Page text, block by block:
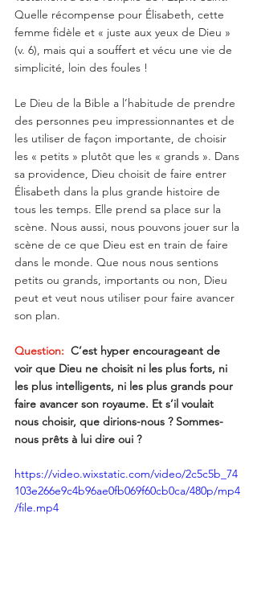
Quelle récompense pour Élisabeth, cette
femme fidèle et « juste aux yeux de Dieu »
(v. 6), mais qui a souffert et vécu une vie de
simplicité, loin des foules !
Le Dieu de la Bible a l’habitude de prendre
des personnes peu impressionnantes et de
les utiliser de façon importante, de choisir
les « petits » plutôt que les « grands ». Dans
sa providence, Dieu choisit de faire entrer
Élisabeth dans la plus grande histoire de
tous les temps. Elle prend sa place sur la
scène. Nous aussi, nous pouvons jouer sur la
scène de ce que Dieu est en train de faire
dans le monde. Que nous nous sentions
petits ou grands, importants ou non, Dieu
peut et veut nous utiliser pour faire avancer
son plan.
Question: C’est hyper encourageant de
voir que Dieu ne choisit ni les plus forts, ni
les plus intelligents, ni les plus grands pour
faire avancer son royaume. Et s’il voulait
nous choisir, que dirions-nous ? Sommes-
nous prêts à lui dire oui ?
https://video.wixstatic.com/video/2c5c5b_74
103e266e9c4b96ae0fb069f60cb0ca/480p/mp4
/file.mp4